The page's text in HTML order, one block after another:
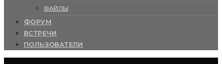
ФАЙЛЫ
ФОРУМ
ВСТРЕЧИ
ПОЛЬЗОВАТЕЛИ